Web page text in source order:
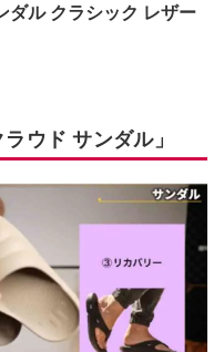
ル クラシック レザー
ウド サンダル」